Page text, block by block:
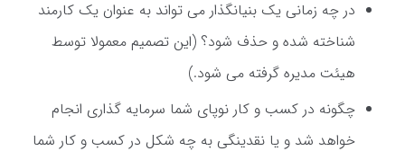
در چه زمانی یک بنیانگذار می تواند به عنوان یک کارمند
شناخته شده و حذف شود؟ (این تصمیم معمولا توسط
هیئت مدیره گرفته می شود.)
چگونه در کسب و کار نوپای شما سرمایه گذاری انجام
خواهد شد و یا نقدینگی به چه شکل در کسب و کار شما